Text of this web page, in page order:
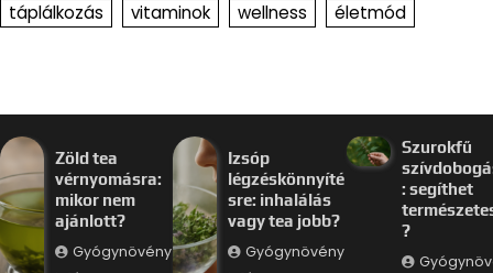
táplálkozás
vitaminok wellness életmód
Zöld tea
vérnyomásra:
mikor nem
ajánlott?
Gyógynövény
Izsóp
légzéskönnyíté
sre: inhalálás
vagy tea jobb?
Gyógynövény
Szurokfű
: segíthet
?